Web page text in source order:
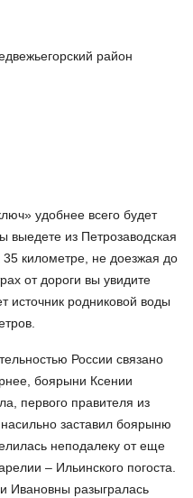
район
удобнее всего будет
выедете из Петрозаводская
35 километре, не доезжая до
от дороги вы увидите
родниковой воды
России связано
боярыни Ксении
первого правителя из
заставил боярыню
неподалеку от еще
– Ильинского погоста.
Ивановны разыгралась